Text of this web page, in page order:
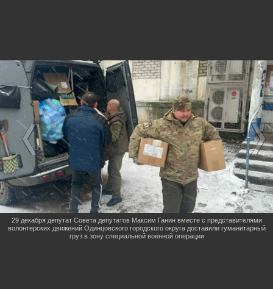
29 декабря депутат Совета депутатов Максим Ганин вместе с представителями
волонтерских движений Одинцовского городского округа доставили гуманитарный
груз в зону специальной военной операции